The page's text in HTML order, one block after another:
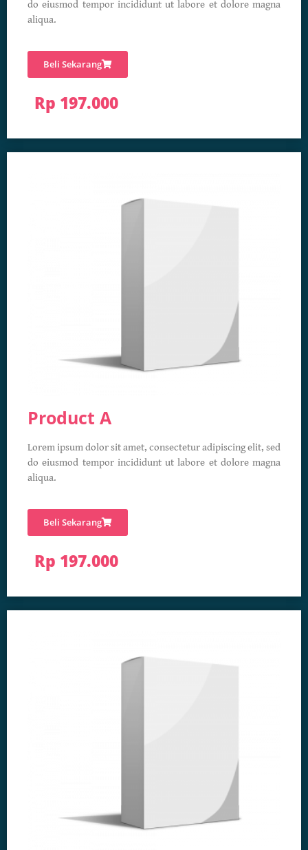
do eiusmod tempor incididunt ut labore et dolore magna
aliqua.
Beli Sekarang
Rp 197.000
Product A
Lorem ipsum dolor sit amet, consectetur adipiscing elit, sed
do eiusmod tempor incididunt ut labore et dolore magna
aliqua.
Beli Sekarang
Rp 197.000